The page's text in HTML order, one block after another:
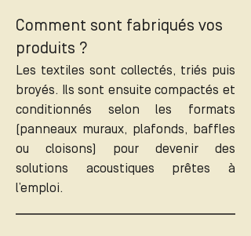
Comment sont fabriqués vos
produits ?
Les textiles sont collectés, triés puis
broyés. Ils sont ensuite compactés et
conditionnés selon les formats
(panneaux muraux, plafonds, baffles
ou cloisons) pour devenir des
solutions acoustiques prêtes à
l’emploi.